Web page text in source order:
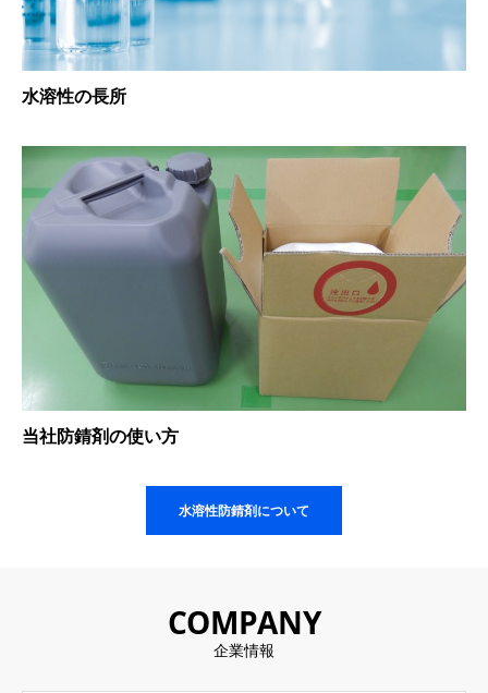
水溶性の長所
当社防錆剤の使い方
水溶性防錆剤について
COMPANY
企業情報